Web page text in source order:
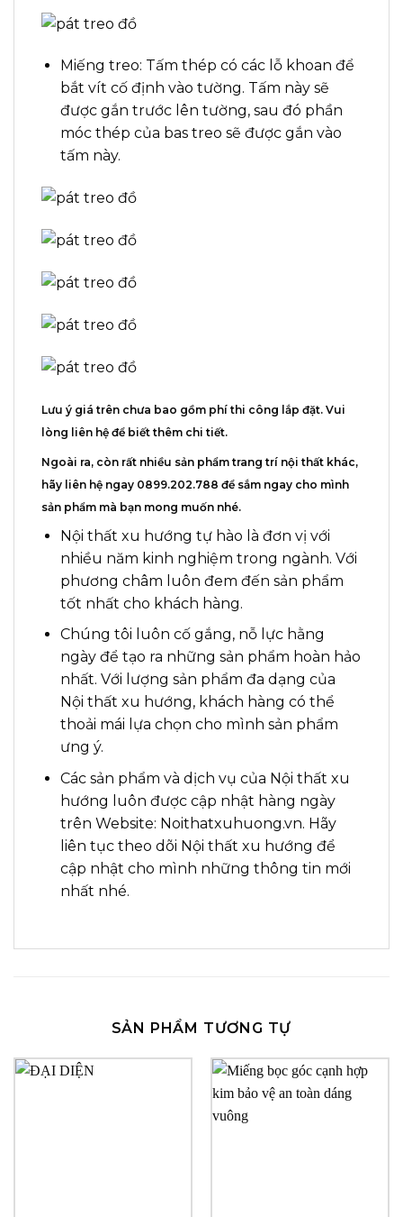
Miếng treo: Tấm thép có các lỗ khoan để
bắt vít cố định vào tường. Tấm này sẽ
được gắn trước lên tường, sau đó phần
móc thép của bas treo sẽ được gắn vào
tấm này.
Lưu ý giá trên chưa bao gồm phí thi công lắp đặt. Vui
lòng liên hệ để biết thêm chi tiết.
Ngoài ra, còn rất nhiều sản phẩm trang trí nội thất khác,
hãy liên hệ ngay 0899.202.788 để sắm ngay cho mình
sản phẩm mà bạn mong muốn nhé.
Nội thất xu hướng tự hào là đơn vị với
nhiều năm kinh nghiệm trong ngành. Với
phương châm luôn đem đến sản phẩm
tốt nhất cho khách hàng.
Chúng tôi luôn cố gắng, nỗ lực hằng
ngày để tạo ra những sản phẩm hoàn hảo
nhất. Với lượng sản phẩm đa dạng của
Nội thất xu hướng, khách hàng có thể
thoải mái lựa chọn cho mình sản phẩm
ưng ý.
Các sản phẩm và dịch vụ của Nội thất xu
hướng luôn được cập nhật hàng ngày
trên Website: Noithatxuhuong.vn. Hãy
liên tục theo dõi Nội thất xu hướng để
cập nhật cho mình những thông tin mới
nhất nhé.
SẢN PHẨM TƯƠNG TỰ